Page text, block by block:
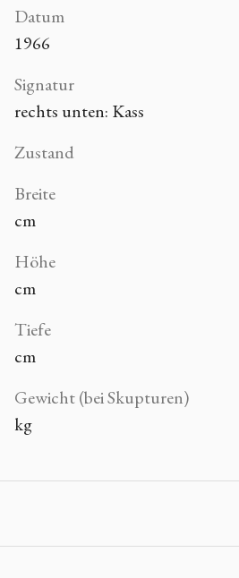
Datum
1966
Signatur
rechts unten: Kass
Zustand
Breite
cm
Höhe
cm
Tiefe
cm
Gewicht (bei Skupturen)
kg